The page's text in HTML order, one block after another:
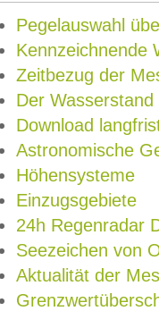
Pegelauswahl
Kennzeichnende
Zeitbezug der
Der Wasserstand
Download
Astronomische
Höhensysteme
Einzugsgebiete
24h Regenradar
Seezeichen von
Aktualität der